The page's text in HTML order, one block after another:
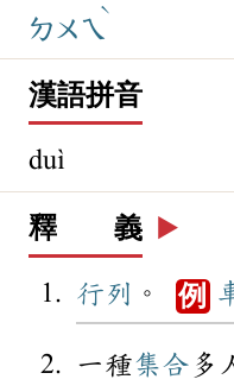
ㄉㄨㄟ
ˋ
漢語拼音
duì
釋 義 ▶️
行列 。 例
一種集合 多